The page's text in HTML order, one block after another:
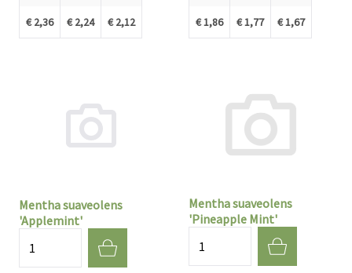
€ 2,36 € 2,24 € 2,12 € 1,86 € 1,77 € 1,67
Mentha suaveolens
'Applemint'
Mentha suaveolens
'Pineapple Mint'